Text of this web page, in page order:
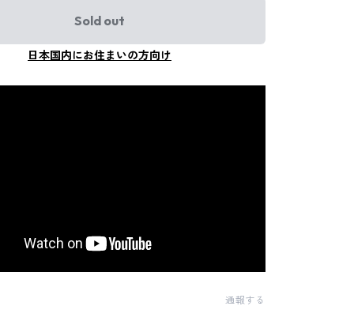
Sold out
日本国内にお住まいの方向け
通報する